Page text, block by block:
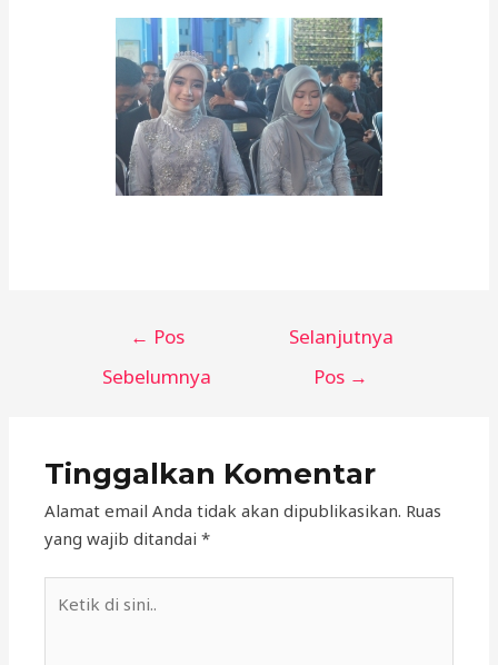
← Pos
Sebelumnya
Selanjutnya
Pos →
Tinggalkan Komentar
Alamat email Anda tidak akan dipublikasikan. Ruas
yang wajib ditandai*